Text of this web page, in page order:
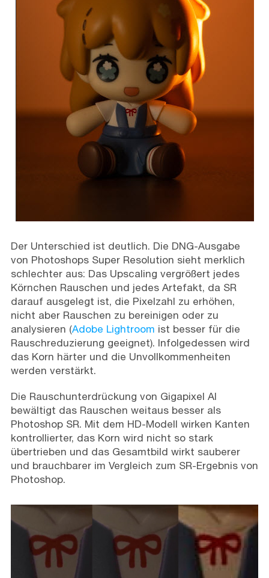
Der Unterschied ist deutlich. Die DNG-Ausgabe
von Photoshops Super Resolution sieht merklich
schlechter aus: Das Upscaling vergrößert jedes
Körnchen Rauschen und jedes Artefakt, da SR
darauf ausgelegt ist, die Pixelzahl zu erhöhen,
nicht aber Rauschen zu bereinigen oder zu
analysieren (Adobe Lightroom ist besser für die
Rauschreduzierung geeignet). Infolgedessen wird
das Korn härter und die Unvollkommenheiten
werden verstärkt.
Die Rauschunterdrückung von Gigapixel AI
bewältigt das Rauschen weitaus besser als
Photoshop SR. Mit dem HD-Modell wirken Kanten
kontrollierter, das Korn wird nicht so stark
übertrieben und das Gesamtbild wirkt sauberer
und brauchbarer im Vergleich zum SR-Ergebnis von
Photoshop.